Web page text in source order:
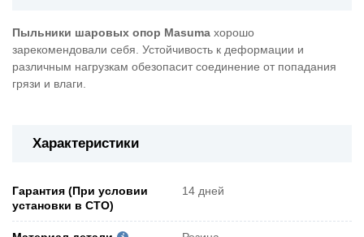
Пыльники шаровых опор Masuma хорошо
зарекомендовали себя. Устойчивость к деформации и
различным нагрузкам обезопасит соединение от попадания
грязи и влаги.
Характеристики
Гарантия (При условии
установки в СТО)
14 дней